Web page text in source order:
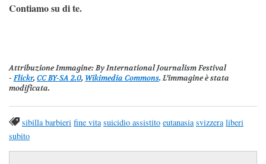
Contiamo su di te.
Attribuzione Immagine: By International Journalism Festival
-Flickr, CC BY-SA 2.0, Wikimedia Commons. L’immagine è stata
modificata.
sibilla barbieri fine vita suicidio assistito eutanasia svizzera liberi
subito